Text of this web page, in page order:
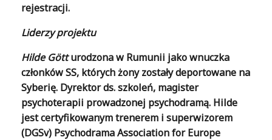
rejestracji.
Liderzy projektu
Hilde Gött urodzona w Rumunii jako wnuczka
członków SS, których żony zostały deportowane na
Syberię. Dyrektor ds. szkoleń, magister
psychoterapii prowadzonej psychodramą. Hilde
jest certyfikowanym trenerem i superwizorem
(DGSv) Psychodrama Association for Europe